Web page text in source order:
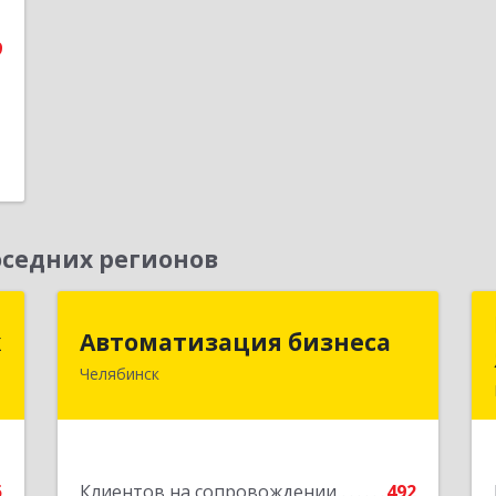
регионов
Автоматизация бизнеса
Челябинск
Автоматизация бизнеса